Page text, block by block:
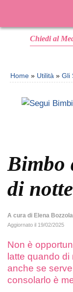
Chiedi al
Home » Utilità » Gli
Bimbo
di
A cura di Elena
Aggiornato il 19/02/2025
Non è
latte quando
anche se
consolarlo è